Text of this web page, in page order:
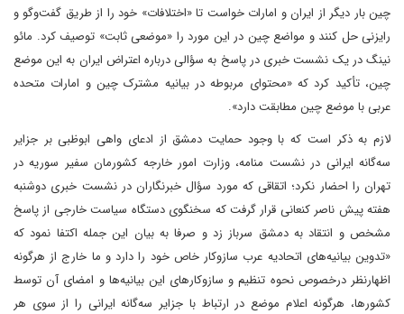
چین بار دیگر از ایران و امارات خواست تا «اختلافات» خود را از طریق گفت‌وگو و
رایزنی حل کنند و مواضع چین در این مورد را «موضعی ثابت» توصیف کرد. مائو
نینگ در یک نشست خبری در پاسخ به سؤالی درباره اعتراض ایران به این موضع
چین، تأکید کرد که «محتوای مربوطه در بیانیه مشترک چین و امارات متحده
عربی با موضع چین مطابقت دارد».
لازم به ذکر است که با وجود حمایت دمشق از ادعای واهی ابوظبی بر جزایر
سه‌گانه ایرانی در نشست منامه، وزارت امور خارجه کشورمان سفیر سوریه در
تهران را احضار نکرد؛ اتقاقی که مورد سؤال خبرنگاران در نشست خبری دوشنبه
هفته پیش ناصر کنعانی قرار گرفت که سخنگوی دستگاه سیاست خارجی از پاسخ
مشخص و انتقاد به دمشق سرباز زد و صرفا به بیان این جمله اکتفا نمود که
«تدوین بیانیه‌های اتحادیه عرب سازوکار خاص خود را دارد و ما خارج از هرگونه
اظهارنظر درخصوص نحوه تنظیم و سازوکارهای این بیانیه‌ها و امضای آن توسط
کشورها، هرگونه اعلام موضع در ارتباط با جزایر سه‌گانه ایرانی را از سوی هر